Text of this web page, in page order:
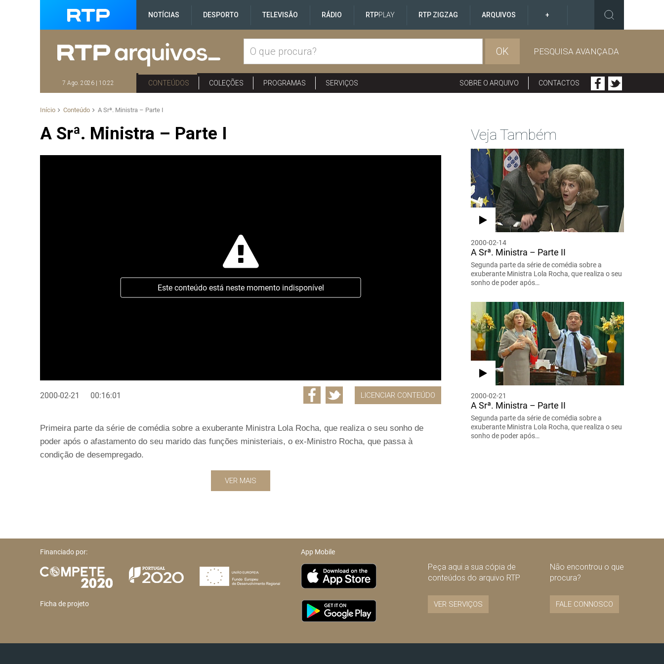
NOTÍCIAS DESPORTO TELEVISÃO RÁDIO RTPPLAY RTP ZIGZAG ARQUIVOS +
OK PESQUISA AVANÇADA
7 Ago. 2026 | 10:22 CONTEÚDOS COLEÇÕES PROGRAMAS SERVIÇOS SOBRE O ARQUIVO CONTACTOS
Início Conteúdo A Srª. Ministra – Parte I
A Srª. Ministra – Parte I
Este conteúdo está neste momento indisponível
2000-02-21 00:16:01 LICENCIAR CONTEÚDO
Primeira parte da série de comédia sobre a exuberante Ministra Lola Rocha, que realiza o seu sonho de
poder após o afastamento do seu marido das funções ministeriais, o ex-Ministro Rocha, que passa à
condição de desempregado.
VER MAIS
Veja Também
2000-02-14
A Srª. Ministra – Parte II
Segunda parte da série de comédia sobre a
exuberante Ministra Lola Rocha, que realiza o seu
sonho de poder após…
2000-02-21
A Srª. Ministra – Parte II
Segunda parte da série de comédia sobre a
exuberante Ministra Lola Rocha, que realiza o seu
sonho de poder após…
Financiado por:
Ficha de projeto
App Mobile
Peça aqui a sua cópia de
conteúdos do arquivo RTP
VER SERVIÇOS
Não encontrou o que
procura?
FALE CONNOSCO